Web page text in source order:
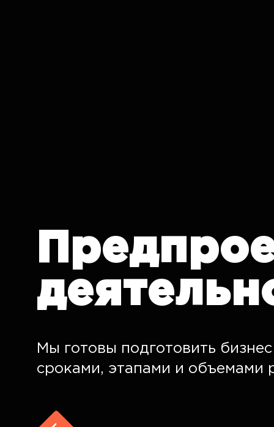
Мы готовы подготовить
сроками, этапами и объемами